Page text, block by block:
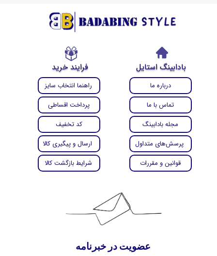
فرایند خرید بادابینگ استایل
راهنما انتخاب سایز
پرداخت اقساطی
کد تخفیف
ارسال و پیگیری کالا
شرایط بازگشت کالا
درباره ما
تماس با ما
مجله بادابینگ
پرسش‌های متداول
قوانین و مقررات